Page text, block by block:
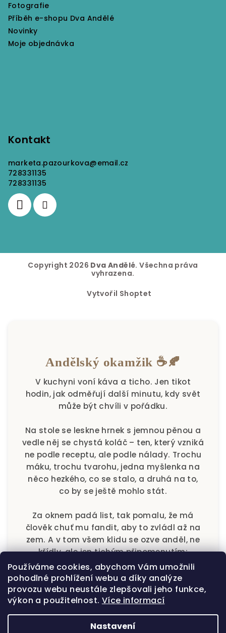
Používáme cookies, abychom Vám umožnili
pohodlné prohlížení webu a díky analýze
provozu webu neustále zlepšovali jeho funkce,
výkon a použitelnost. Více informací
Nastavení
k
y
Fotografie
Příběh e-shopu Dva Andělé
Novinky
Moje objednávka
Kontakt
marketa.pazourkova@email.cz
728331135
728331135
Copyright 2026 Dva Andělé. Všechna práva
vyhrazena.
Vytvořil Shoptet
Andělský okamžik ☕🍂
V kuchyni voní káva a ticho. Jen tikot
hodin, jak odměřují další minutu, kdy svět
může být chvíli v pořádku.
Na stole se leskne hrnek s jemnou pěnou a
vedle něj se chystá koláč – ten, který vzniká
ne podle receptu, ale podle nálady. Trochu
máku, trochu tvarohu, jedna myšlenka na
něco hezkého, co se stalo, a druhá na to,
co by se ještě mohlo stát.
Za oknem padá list, tak pomalu, že má
člověk chuť mu fandit, aby to zvládl až na
zem. A v tom všem klidu se ozve anděl, ne
křídly, ale jen tichým připomenutím:
„Tohle je ten okamžik, na který se celý
den těšil.“
Usmějte se, zamíchejte kávu, zhluboka se
nadechněte – a nechte andělský klid